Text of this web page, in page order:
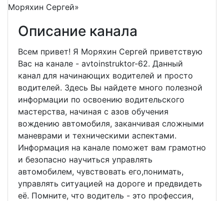
Описание канала
Всем привет! Я Моряхин Сергей приветствую
Вас на канале - avtoinstruktor-62. Данный
канал для начинающих водителей и просто
водителей. Здесь Вы найдете много полезной
информации по освоению водительского
мастерства, начиная с азов обучения
вождению автомобиля, заканчивая сложными
маневрами и техническими аспектами.
Информация на канале поможет вам грамотно
и безопасно научиться управлять
автомобилем, чувствовать его,понимать,
управлять ситуацией на дороге и предвидеть
её. Помните, что водитель - это профессия,